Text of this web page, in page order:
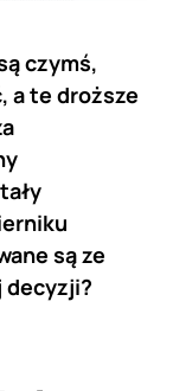
czymś,
a te droższe
są ze
decyzji?